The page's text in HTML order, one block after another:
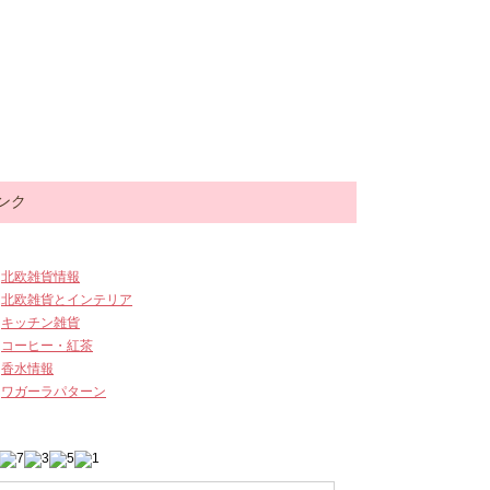
ク
北欧雑貨情報
北欧雑貨とインテリア
キッチン雑貨
コーヒー・紅茶
香水情報
ワガーラパターン